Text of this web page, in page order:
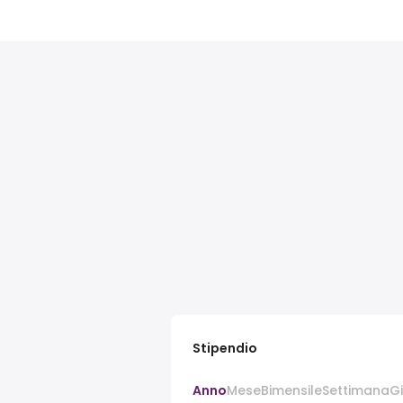
Stipendio
AnnoMeseBimensileSettimana